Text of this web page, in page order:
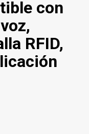
con
RFID,